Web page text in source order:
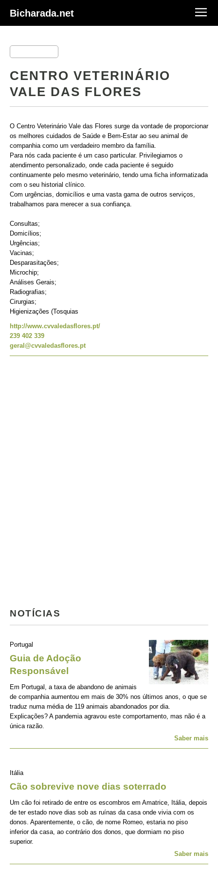
Bicharada.net
CENTRO VETERINÁRIO
VALE DAS FLORES
O Centro Veterinário Vale das Flores surge da vontade de proporcionar
os melhores cuidados de Saúde e Bem-Estar ao seu animal de
companhia como um verdadeiro membro da família.
Para nós cada paciente é um caso particular. Privilegiamos o
atendimento personalizado, onde cada paciente é seguido
continuamente pelo mesmo veterinário, tendo uma ficha informatizada
com o seu historial clínico.
Com urgências, domicílios e uma vasta gama de outros serviços,
trabalhamos para merecer a sua confiança.
Consultas;
Domicílios;
Urgências;
Vacinas;
Desparasitações;
Microchip;
Análises Gerais;
Radiografias;
Cirurgias;
Higienizações (Tosquias
http://www.cvvaledasflores.pt/
239 402 339
geral@cvvaledasflores.pt
NOTÍCIAS
Portugal
Guia de Adoção
Responsável
Em Portugal, a taxa de abandono de animais
de companhia aumentou em mais de 30% nos últimos anos, o que se
traduz numa média de 119 animais abandonados por dia.
Explicações? A pandemia agravou este comportamento, mas não é a
única razão.
Saber mais
Itália
Cão sobrevive nove dias soterrado
Um cão foi retirado de entre os escombros em Amatrice, Itália, depois
de ter estado nove dias sob as ruínas da casa onde vivia com os
donos. Aparentemente, o cão, de nome Romeo, estaria no piso
inferior da casa, ao contrário dos donos, que dormiam no piso
superior.
Saber mais